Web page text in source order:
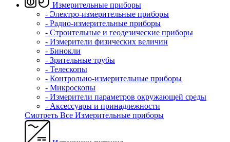
Измерительные приборы
- Электро-измерительные приборы
- Радио-измерительные приборы
- Строительные и геодезические приборы
- Измерители физических величин
- Бинокли
- Зрительные трубы
- Телескопы
- Контрольно-измерительные приборы
- Микроскопы
- Измерители параметров окружающей среды
- Аксессуары и принадлежности
Смотреть Все Измерительные приборы